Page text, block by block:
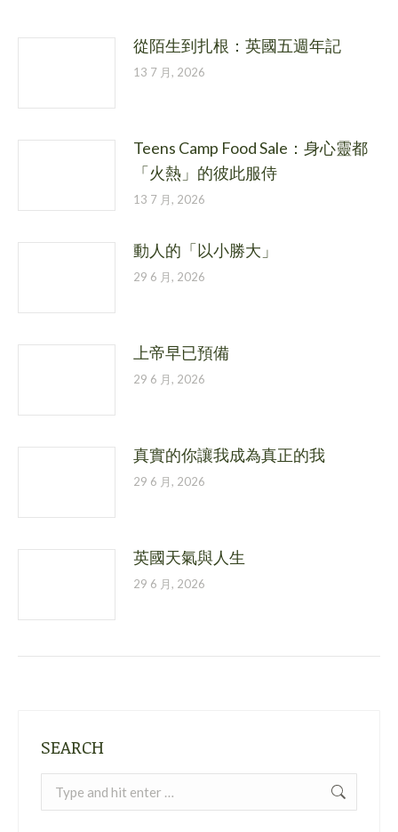
從陌生到扎根：英國五週年記
13 7 月, 2026
Teens Camp Food Sale：身心靈都
「火熱」的彼此服侍
13 7 月, 2026
動人的「以小勝大」
29 6 月, 2026
上帝早已預備
29 6 月, 2026
真實的你讓我成為真正的我
29 6 月, 2026
英國天氣與人生
29 6 月, 2026
SEARCH